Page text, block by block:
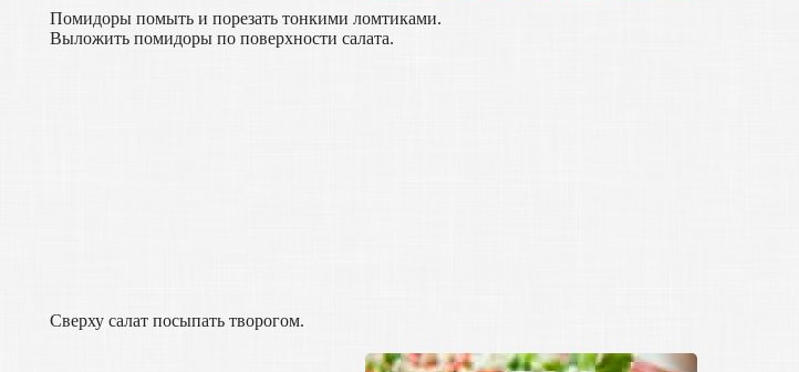
Помидоры помыть и порезать тонкими ломтиками.
Выложить помидоры по поверхности салата.
Сверху салат посыпать творогом.